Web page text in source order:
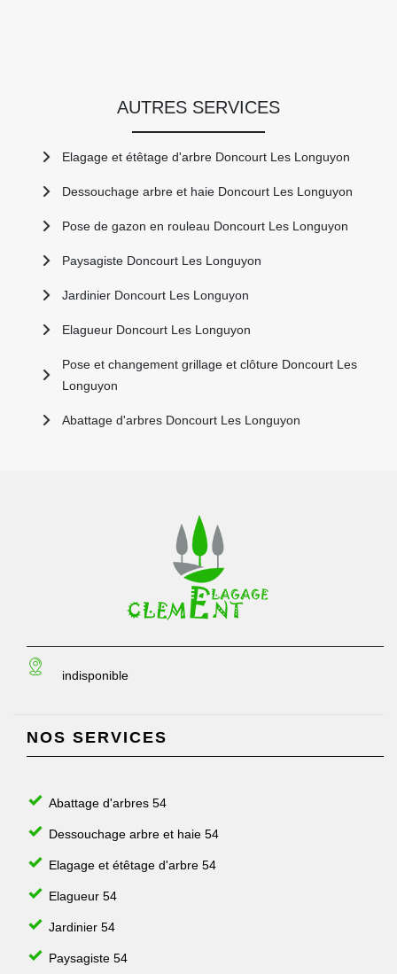
AUTRES SERVICES
Elagage et étêtage d'arbre Doncourt Les Longuyon
Dessouchage arbre et haie Doncourt Les Longuyon
Pose de gazon en rouleau Doncourt Les Longuyon
Paysagiste Doncourt Les Longuyon
Jardinier Doncourt Les Longuyon
Elagueur Doncourt Les Longuyon
Pose et changement grillage et clôture Doncourt Les
Longuyon
Abattage d'arbres Doncourt Les Longuyon
indisponible
NOS SERVICES
Abattage d'arbres 54
Dessouchage arbre et haie 54
Elagage et étêtage d'arbre 54
Elagueur 54
Jardinier 54
Paysagiste 54